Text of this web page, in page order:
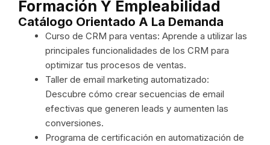
Formación Y Empleabilidad
Catálogo Orientado A La Demanda
Curso de CRM para ventas: Aprende a utilizar las
principales funcionalidades de los CRM para
optimizar tus procesos de ventas.
Taller de email marketing automatizado:
Descubre cómo crear secuencias de email
efectivas que generen leads y aumenten las
conversiones.
Programa de certificación en automatización de